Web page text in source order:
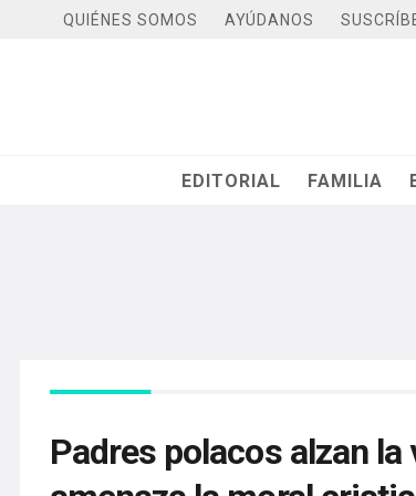
QUIÉNES SOMOS AYÚDANOS
EDITORIAL FAMILIA
Padres polacos alzan